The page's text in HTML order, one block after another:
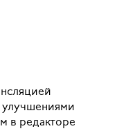
в редакторе